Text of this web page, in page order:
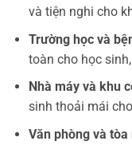
và tiện nghi cho
Trường học và
toàn cho học
Nhà máy và khu
sinh thoải mái
Văn phòng và